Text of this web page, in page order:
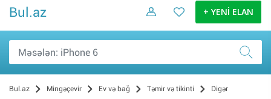
Bul.az + YENİ ELAN
Bul.az Mingəçevir Ev və bağ Təmir və tikinti Digər